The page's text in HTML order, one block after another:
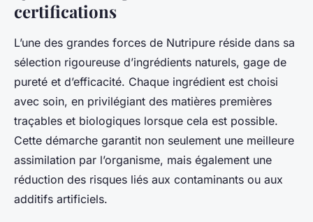
certifications
L’une des grandes forces de Nutripure réside dans sa
sélection rigoureuse d’ingrédients naturels, gage de
pureté et d’efficacité. Chaque ingrédient est choisi
avec soin, en privilégiant des matières premières
traçables et biologiques lorsque cela est possible.
Cette démarche garantit non seulement une meilleure
assimilation par l’organisme, mais également une
réduction des risques liés aux contaminants ou aux
additifs artificiels.